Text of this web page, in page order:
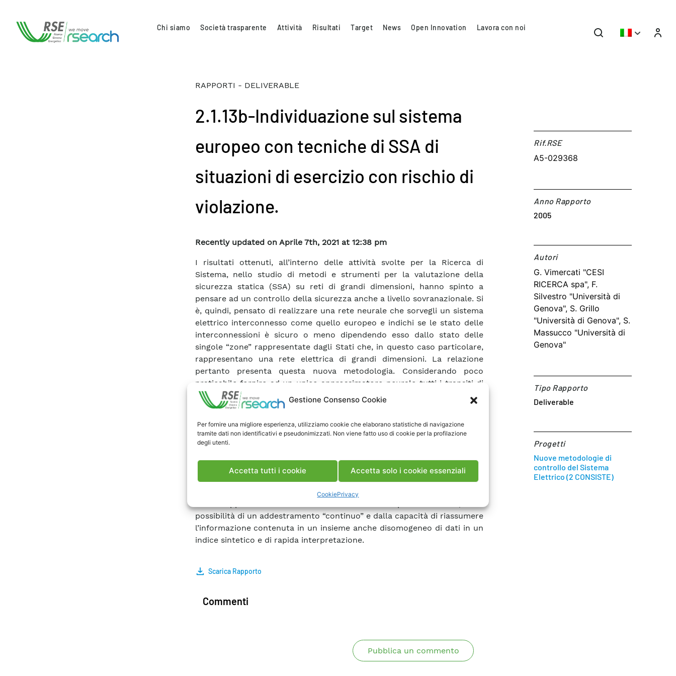
Gestione Consenso Cookie
Per fornire una migliore esperienza, utilizziamo cookie che elaborano statistiche di navigazione
tramite dati non identificativi e pseudonimizzati. Non viene fatto uso di cookie per la profilazione
degli utenti.
Accetta tutti i cookie Accetta solo i cookie essenziali
CookiePrivacy
Chi siamo Società trasparente Attività Risultati Target News Open Innovation Lavora con noi
RAPPORTI - DELIVERABLE
2.1.13b-Individuazione sul sistema
europeo con tecniche di SSA di
situazioni di esercizio con rischio di
violazione.
Recently updated on Aprile 7th, 2021 at 12:38 pm
I risultati ottenuti, all’interno delle attività svolte per la Ricerca di
Sistema, nello studio di metodi e strumenti per la valutazione della
sicurezza statica (SSA) su reti di grandi dimensioni, hanno spinto a
pensare ad un controllo della sicurezza anche a livello sovranazionale. Si
è, quindi, pensato di realizzare una rete neurale che sorvegli un sistema
elettrico interconnesso come quello europeo e indichi se le stato delle
interconnessioni è sicuro o meno dipendendo esso dallo stato delle
singole “zone” rappresentate dagli Stati che, in questo caso particolare,
rappresentano una rete elettrica di grandi dimensioni. La relazione
pertanto presenta questa nuova metodologia. Considerando poco
praticabile fornire ad un unico approssimatore neurale tutti i transiti di
potenza di un sistema elettrico con dimensioni paragonabili a quelle del
sistema elettrico europeo, si è pensato di applicare le metodologie
arree rappresentative di sistemi nazionali. Così facendo si può
continuare ad utilizzare una rete neurale per ogni sistema elettrico
neurale sovranazionale che abbia in ingresso, oltre agli stati delle singole
reti di trasmissione nazionali, i transiti di potenza sulle linee di
interconnessione tra gli Stati. L’utilizzo dello strumento basato su reti
possibilità di un addestramento “continuo” e dalla capacità di riassumere
l’informazione contenuta in un insieme anche disomogeneo di dati in un
indice sintetico e di rapida interpretazione.
Scarica Rapporto
Rif.RSE​
A5-029368
Anno Rapporto
2005
Autori​
G. Vimercati "CESI
RICERCA spa", F.
Silvestro "Università di
Genova", S. Grillo
"Università di Genova", S.
Massucco "Università di
Genova"
Tipo Rapporto
Deliverable
Progetti
Nuove metodologie di
controllo del Sistema
Elettrico (2 CONSISTE)
Commenti
Pubblica un commento